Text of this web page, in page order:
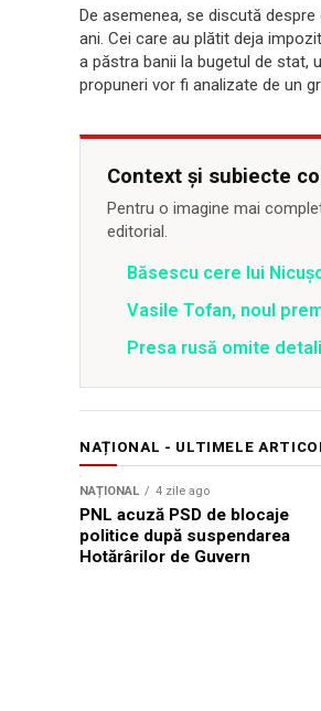
De asemenea, se discută
ani. Cei care au plătit deja
a păstra banii la bugetul de stat,
propuneri vor fi analizate de un
Context și subiecte
Pentru o imagine mai
editorial.
Băsescu cere lui
Vasile Tofan, noul
Presa rusă omite
NAȚIONAL - ULTIMELE
NAȚIONAL 4 zile ago
PNL acuză PSD de blocaje
politice după suspendarea
Hotărârilor de Guvern